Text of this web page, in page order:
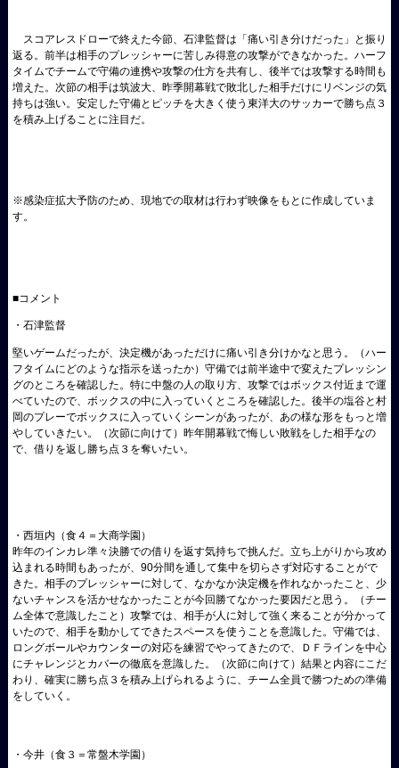
スコアレスドローで終えた今節、石津監督は「痛い引き分けだった」と振り
返る。前半は相手のプレッシャーに苦しみ得意の攻撃ができなかった。ハーフ
タイムでチームで守備の連携や攻撃の仕方を共有し、後半では攻撃する時間も
増えた。次節の相手は筑波大、昨季開幕戦で敗北した相手だけにリベンジの気
持ちは強い。安定した守備とピッチを大きく使う東洋大のサッカーで勝ち点３
を積み上げることに注目だ。
※感染症拡大予防のため、現地での取材は行わず映像をもとに作成していま
す。
■コメント
・石津監督
堅いゲームだったが、決定機があっただけに痛い引き分けかなと思う。（ハー
フタイムにどのような指示を送ったか）守備では前半途中で変えたプレッシン
グのところを確認した。特に中盤の人の取り方、攻撃ではボックス付近まで運
べていたので、ボックスの中に入っていくところを確認した。後半の塩谷と村
岡のプレーでボックスに入っていくシーンがあったが、あの様な形をもっと増
やしていきたい。（次節に向けて）昨年開幕戦で悔しい敗戦をした相手なの
で、借りを返し勝ち点３を奪いたい。
・西垣内（食４＝大商学園）
昨年のインカレ準々決勝での借りを返す気持ちで挑んだ。立ち上がりから攻め
込まれる時間もあったが、90分間を通して集中を切らさず対応することがで
きた。相手のプレッシャーに対して、なかなか決定機を作れなかったこと、少
ないチャンスを活かせなかったことが今回勝てなかった要因だと思う。（チー
ム全体で意識したこと）攻撃では、相手が人に対して強く来ることが分かって
いたので、相手を動かしてできたスペースを使うことを意識した。守備では、
ロングボールやカウンターの対応を練習でやってきたので、ＤＦラインを中心
にチャレンジとカバーの徹底を意識した。（次節に向けて）結果と内容にこだ
わり、確実に勝ち点３を積み上げられるように、チーム全員で勝つための準備
をしていく。
・今井（食３＝常盤木学園）